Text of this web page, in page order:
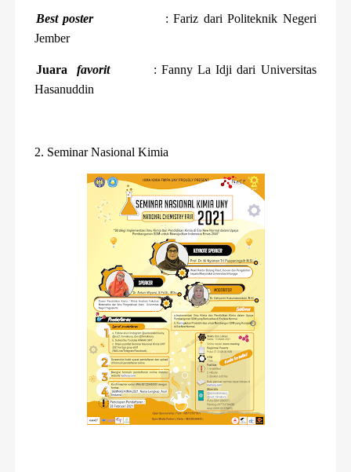
Best poster
: Fariz dari Politeknik Negeri
Jember
Juara favorit
: Fanny La Idji dari Universitas
Hasanuddin
2. Seminar Nasional Kimia